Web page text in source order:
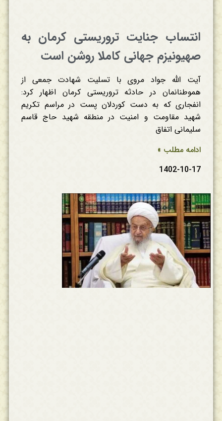
انتساب جنایت تروریستی کرمان به
صهیونیزم جهانی کاملا روشن است
آیت الله جواد مروی با تسلیت شهادت جمعی از
هموطنانمان در حادثه تروریستی کرمان اظهار کرد:
انفجاری که به دست کوردلان پست در مراسم تکریم
شهید مقاومت و امنیت در منطقه شهید حاج قاسم
سلیمانی اتفاق
ادامه مطلب »
1402-10-17